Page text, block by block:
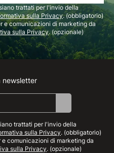
trattati per l'invio della
sulla Privacy. (obbligatorio)
e comunicazioni di marketing da
sulla Privacy. (opzionale)
Instagram
Facebook
Linkedin
Youtube
newsletter
trattati per l'invio della
sulla Privacy. (obbligatorio)
comunicazioni di marketing da
sulla Privacy. (opzionale)